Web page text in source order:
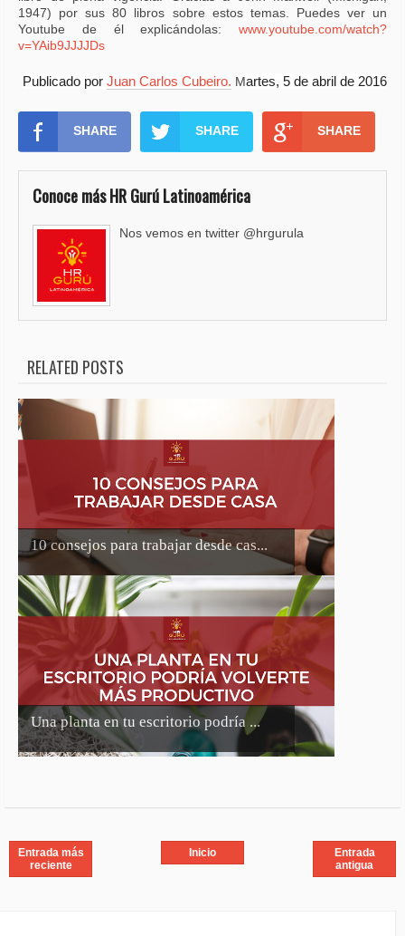
1947) por sus 80 libros sobre estos temas. Puedes ver un
Youtube de él explicándolas: www.youtube.com/watch?
v=YAib9JJJJDs
Publicado por Juan Carlos Cubeiro. Martes, 5 de abril de 2016
SHARE SHARE SHARE
Conoce más HR Gurú Latinoamérica
Nos vemos en twitter @hrgurula
RELATED POSTS
10 consejos para trabajar desde cas...
Una planta en tu escritorio podría ...
Entrada más
reciente
Entrada
antigua
Inicio